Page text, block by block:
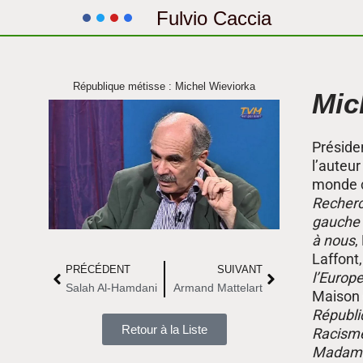
Fulvio Caccia
République métisse : Michel Wieviorka
PRÉCÉDENT
Salah Al-Hamdani
SUIVANT
Armand Mattelart
Retour à la Liste
monde
gauche
à nous,
Maison